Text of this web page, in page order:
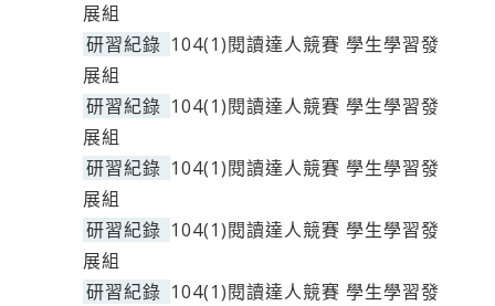
展組
研習紀錄 104(1)閱讀達人競賽 學生學習發
展組
研習紀錄 104(1)閱讀達人競賽 學生學習發
展組
研習紀錄 104(1)閱讀達人競賽 學生學習發
展組
研習紀錄 104(1)閱讀達人競賽 學生學習發
展組
研習紀錄 104(1)閱讀達人競賽 學生學習發